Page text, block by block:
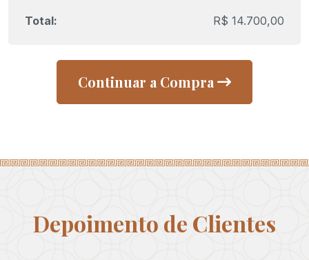
R$ 14.700,00
Continuar a Compra
Depoimento de Clientes